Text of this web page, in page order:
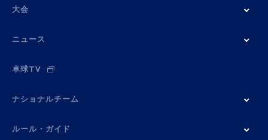
大会
ニュース
卓球TV
ナショナルチーム
ルール・ガイド